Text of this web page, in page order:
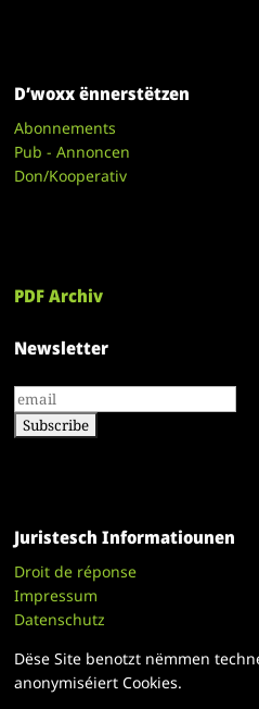
D’woxx ënnerstëtzen
Abonnements
Pub - Annoncen
Don/Kooperativ
PDF Archiv
Newsletter
Juristesch Informatiounen
Droit de réponse
Impressum
Datenschutz
Dëse Site benotzt nëmmen
anonymiséiert Cookies.